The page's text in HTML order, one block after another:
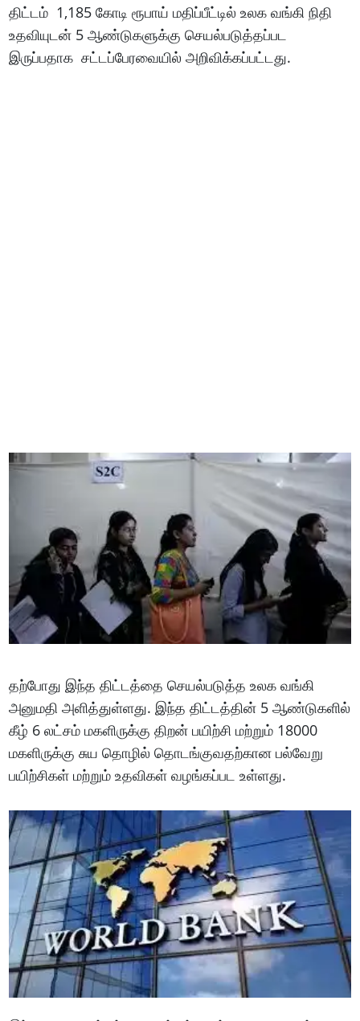
திட்டம் 1,185 கோடி ரூபாய் மதிப்பீட்டில் உலக வங்கி நிதி
உதவியுடன் 5 ஆண்டுகளுக்கு செயல்படுத்தப்பட
இருப்பதாக சட்டப்பேரவையில் அறிவிக்கப்பட்டது.
தற்போது இந்த திட்டத்தை செயல்படுத்த உலக வங்கி
அனுமதி அளித்துள்ளது. இந்த திட்டத்தின் 5 ஆண்டுகளில்
கீழ் 6 லட்சம் மகளிருக்கு திறன் பயிற்சி மற்றும் 18000
மகளிருக்கு சுய தொழில் தொடங்குவதற்கான பல்வேறு
பயிற்சிகள் மற்றும் உதவிகள் வழங்கப்பட உள்ளது.